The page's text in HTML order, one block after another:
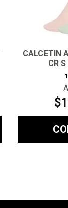
CALCETIN
CR
1
$